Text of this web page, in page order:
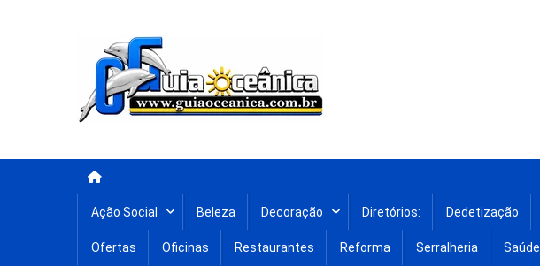
Ação Social Beleza Decoração Diretórios: Dedetização
Ofertas Oficinas Restaurantes Reforma Serralheria Saúde